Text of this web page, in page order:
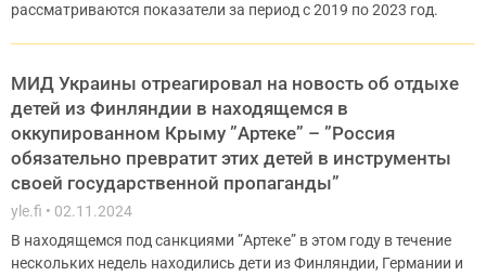
рассматриваются показатели за период с 2019 по 2023 год.
МИД Украины отреагировал на новость об отдыхе
детей из Финляндии в находящемся в
оккупированном Крыму ”Артеке” – ”Россия
обязательно превратит этих детей в инструменты
своей государственной пропаганды”
yle.fi
02.11.2024
В находящемся под санкциями ”Артеке” в этом году в течение
нескольких недель находились дети из Финляндии, Германии и